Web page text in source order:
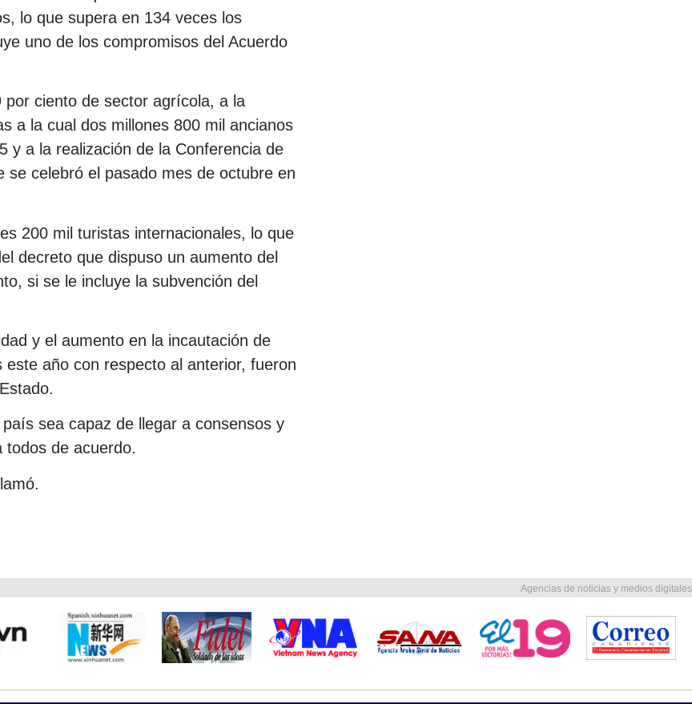
lo que supera en 134 veces los
uno de los compromisos del Acuerdo
ciento de sector agrícola, a la
a la cual dos millones 800 mil ancianos
y a la realización de la Conferencia de
se celebró el pasado mes de octubre en
200 mil turistas internacionales, lo que
decreto que dispuso un aumento del
si se le incluye la subvención del
y el aumento en la incautación de
año con respecto al anterior, fueron
sea capaz de llegar a consensos y
todos de acuerdo.
Agencias de noticias y medios digitales